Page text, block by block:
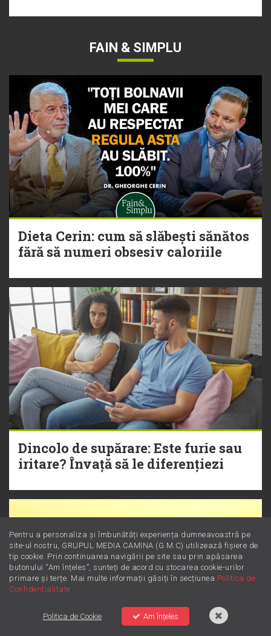
FAIN & SIMPLU
Dieta Cerin: cum să slăbești sănătos
fără să numeri obsesiv caloriile
Dincolo de supărare: Este furie sau
iritare? Învață să le diferențiezi
Pentru a personaliza și îmbunătăți experiența dumneavoastră pe
site-ul nostru, GRUPUL MEDIA CAMINA (G.M.C) utilizează fișiere de
tip cookie. Prin continuarea navigării pe site sau prin apăsarea
butonului “Am înțeles”, sunteți de acord cu stocarea cookie-urilor
primare și terțe. Mai multe informații găsiți în secțiunea Politica de
Confidentialitate
Politica de Cookie Am înțeles